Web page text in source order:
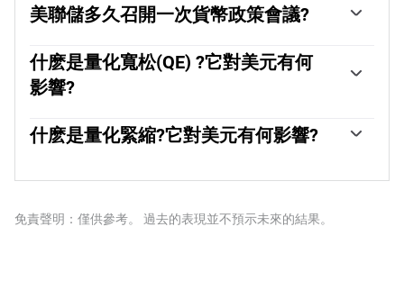
美聯儲多久召開一次貨幣政策會議?
(FOMC)評估經濟狀況並做出貨幣政策決定。聯邦公開市場
委員會由12名美聯儲官員參加，其中包括7名理事會成
員、紐約聯邦儲備銀行行長，以及其余11名地區儲備銀行
流擔任。」
什麽是量化寬松(QE) ?它對美元有何
影響?
量化寬松是美聯儲在陷入困境的金融體系中大幅增加信貸
流動的過程。這是一種非標準的政策措施，在危機或通脹
器。它涉及到美聯儲印刷更多的美元，並用這些美元從金
什麽是量化緊縮?它對美元有何影響?
融機構購買債券，不再將其持有的到期債券的本金再投資
免責聲明：僅供參考。 過去的表現並不預示未來的結果。